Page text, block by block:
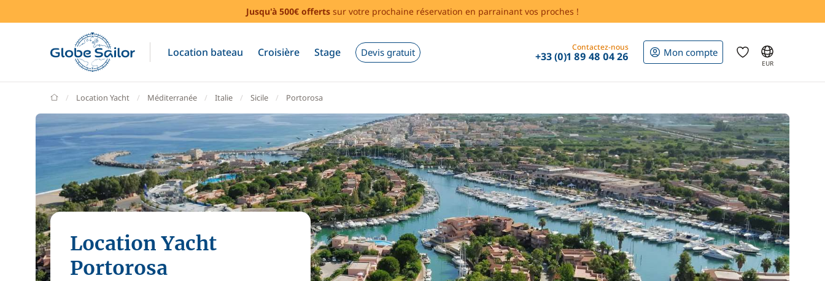
Jusqu'à 500€ offerts sur votre prochaine réservation en parrainant vos proches !
Location bateau Croisière Stage Devis gratuit Contactez-nous
+33 (0)1 89 48 04 26 Mon compte
EUR
GlobeSailor
Location Yacht Méditerranée Italie Sicile Portorosa
Location Yacht
Portorosa